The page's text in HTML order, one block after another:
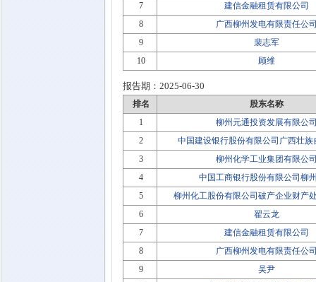
7
建信金融租赁有限公司
8
广西柳州发电有限责任公
9
裴志军
10
顾维
报告期： 2025-06-30
排名
股东名称
1
柳州元通投资发展有限公
2
中国建设银行股份有限公司广西壮族
3
柳州化学工业集团有限公
4
中国工商银行股份有限公司柳
5
柳州化工股份有限公司破产企业财产
6
翟云龙
7
建信金融租赁有限公司
8
广西柳州发电有限责任公
9
吴尹